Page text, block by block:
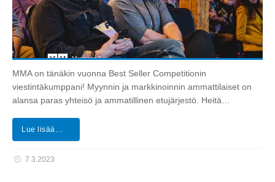
MMA on tänäkin vuonna Best Seller Competitionin
viestintäkumppani! Myynnin ja markkinoinnin ammattilaiset on
alansa paras yhteisö ja ammatillinen etujärjestö. Heitä…
Lue lisää…
7.3.2023